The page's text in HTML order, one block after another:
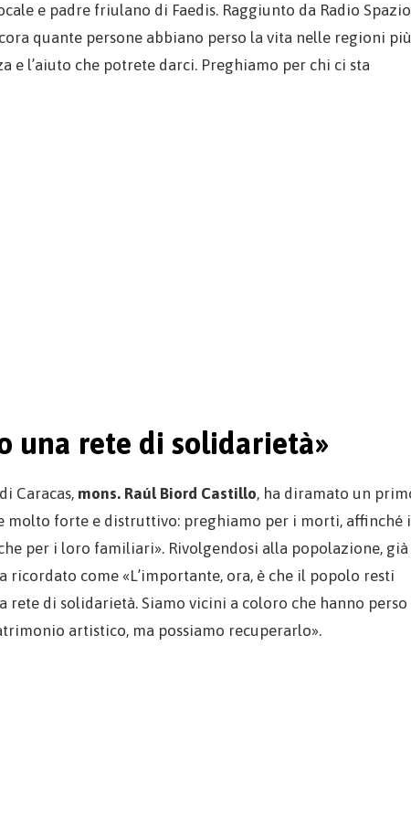
e padre friulano di Faedis. Raggiunto da Radio
quante persone abbiano perso la vita nelle regioni più
e l’aiuto che potrete darci. Preghiamo per chi ci sta
una rete di solidarietà»
Caracas, mons. Raúl Biord Castillo, ha diramato un
molto forte e distruttivo: preghiamo per i morti, affinché
per i loro familiari». Rivolgendosi alla popolazione, già
come «L’importante, ora, è che il popolo resti
di solidarietà. Siamo vicini a coloro che hanno perso
artistico, ma possiamo recuperarlo».